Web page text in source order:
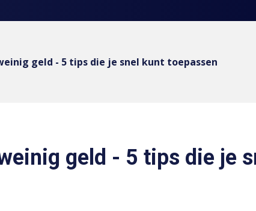
geld - 5 tips die je snel kunt toepassen
geld - 5 tips die je